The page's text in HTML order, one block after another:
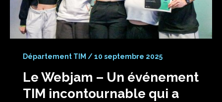
Département TIM /10 septembre 2025
Le Webjam – Un événement
TIM incontournable qui a